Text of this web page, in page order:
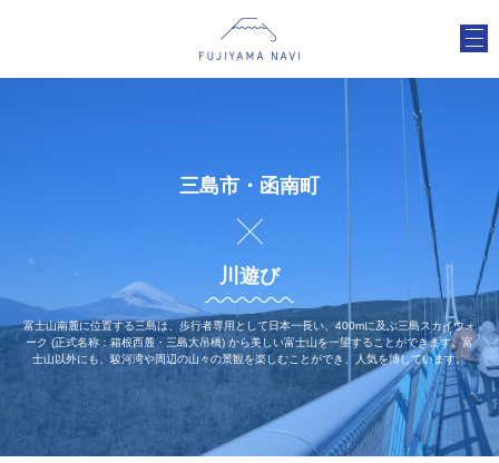
三島市・函南町
川遊び
富士山南麓に位置する三島は、歩行者専用として日本一長い、400mに及ぶ三島スカイウォ
ーク (正式名称：箱根西麓・三島大吊橋) から美しい富士山を一望することができます。富
士山以外にも、駿河湾や周辺の山々の景観を楽しむことができ、人気を博しています。